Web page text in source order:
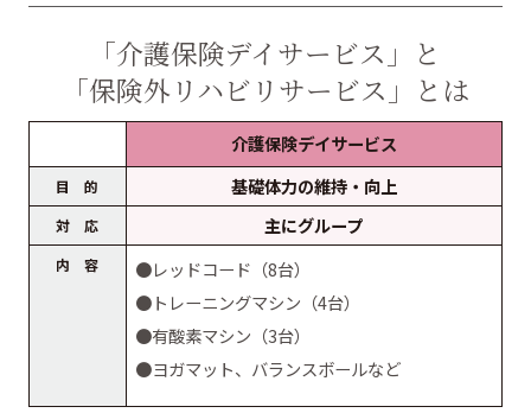
「介護保険デイサービス」と
「保険外リハビリサービス」とは
介護保険デイサービス
目 的 基礎体力の維持・向上
対 応 主にグループ
内 容
●レッドコード（8台）
●トレーニングマシン（4台）
●有酸素マシン（3台）
●ヨガマット、バランスボールなど